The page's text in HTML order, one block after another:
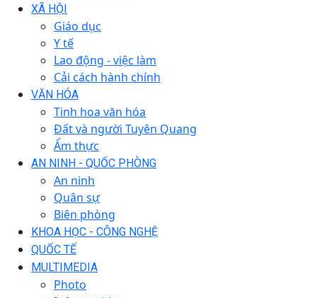
XÃ HỘI
Giáo dục
Y tế
Lao động - việc làm
Cải cách hành chính
VĂN HÓA
Tinh hoa văn hóa
Đất và người Tuyên Quang
Ẩm thực
AN NINH - QUỐC PHÒNG
An ninh
Quân sự
Biên phòng
KHOA HỌC - CÔNG NGHỆ
QUỐC TẾ
MULTIMEDIA
Photo